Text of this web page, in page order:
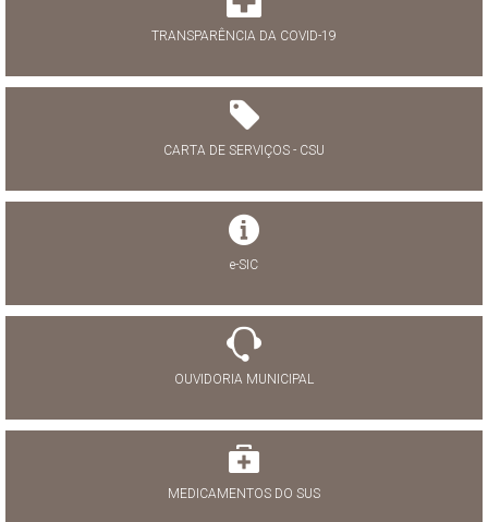
TRANSPARÊNCIA DA COVID-19
CARTA DE SERVIÇOS - CSU
e-SIC
OUVIDORIA MUNICIPAL
MEDICAMENTOS DO SUS